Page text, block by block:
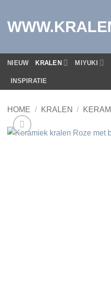
inhoud
NIEUW KRALEN MIYUKI
INSPIRATIE
HOME / KRALEN /